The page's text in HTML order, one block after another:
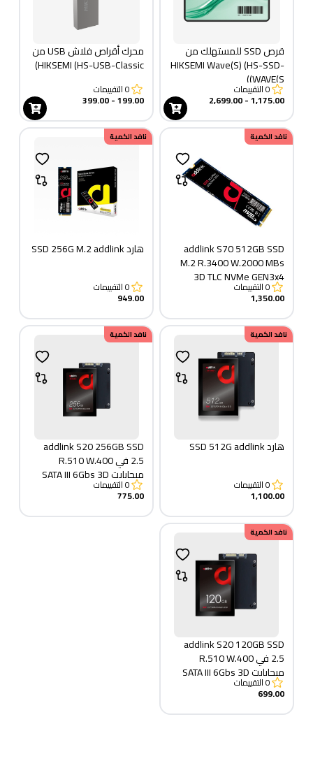
قرص SSD للمستهلك من
HIKSEMI Wave(S) (HS-SSD-
WAVE(S))
0التقييمات
1,175.00 - 2,699.00
محرك أقراص فلاش USB من
HIKSEMI (HS-USB-Classic)
0التقييمات
199.00 - 399.00
نافد الكمية
addlink S70 512GB SSD
M.2 R.3400 W.2000 MBs
3D TLC NVMe GEN3x4
0التقييمات
1,350.00
نافد الكمية
هارد SSD 256G M.2 addlink
0التقييمات
949.00
نافد الكمية
هارد SSD 512G addlink
0التقييمات
1,100.00
نافد الكمية
addlink S20 256GB SSD
2.5 في R.510 W.400
ميجابايت SATA III 6Gbs 3D
NAND
0التقييمات
775.00
نافد الكمية
addlink S20 120GB SSD
2.5 في R.510 W.400
ميجابايت SATA III 6Gbs 3D
NAND
0التقييمات
699.00